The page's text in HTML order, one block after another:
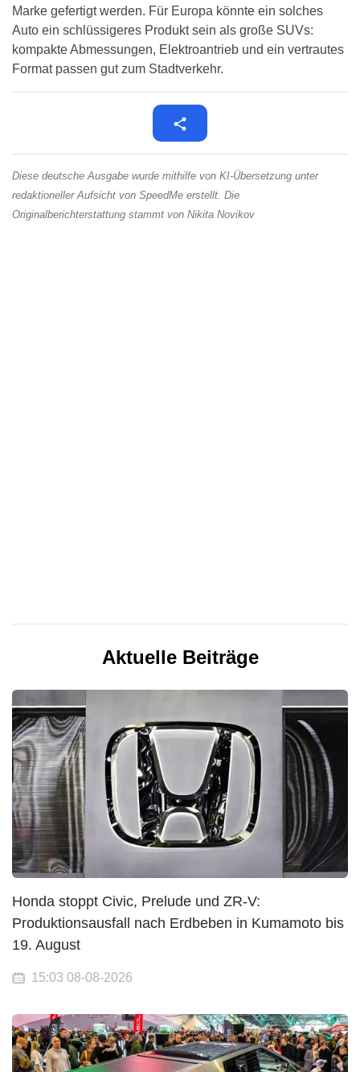
Marke gefertigt werden. Für Europa könnte ein solches
Auto ein schlüssigeres Produkt sein als große SUVs:
kompakte Abmessungen, Elektroantrieb und ein vertrautes
Format passen gut zum Stadtverkehr.
Diese deutsche Ausgabe wurde mithilfe von KI-Übersetzung unter
redaktioneller Aufsicht von SpeedMe erstellt. Die
Originalberichterstattung stammt von Nikita Novikov
Aktuelle Beiträge
Honda stoppt Civic, Prelude und ZR-V:
Produktionsausfall nach Erdbeben in Kumamoto bis
19. August
15:03 08-08-2026